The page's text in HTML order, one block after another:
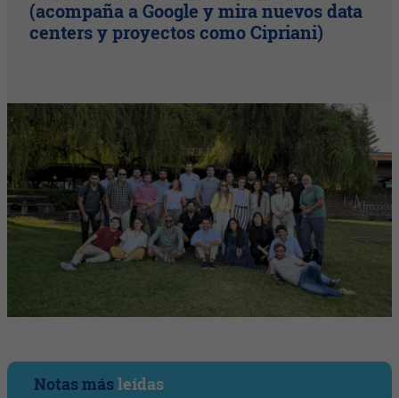
(acompaña a Google y mira nuevos data
centers y proyectos como Cipriani)
Notas másleídas